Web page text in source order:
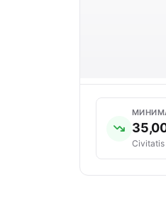
Civitatis